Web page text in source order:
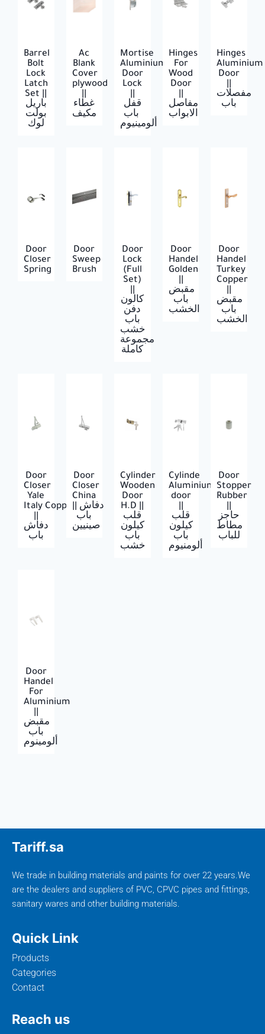
Barrel
Bolt
Lock
Latch
Set ||
باريل
بولت
لوك
Ac
Blank
Cover
plywood
غطاء
مكيف
Mortise
Aluminium
Door
Lock
قفل
باب
ألومينيوم
Hinges
For
Wood
Door
مفاصل
الابواب
Hinges
Aluminium
Door
مفصلات
باب
Door
Closer
Spring
Door
Sweep
Brush
Door
Lock
(Full
Set)
كالون
دفن
باب
خشب
مجموعة
كاملة
Door
Handel
Golden
مقبض
باب
الخشب
Door
Handel
Turkey
Copper
مقبض
باب
الخشب
Door
Closer
Yale
Italy Copper
دفاش
باب
Door
Closer
China
باب
صينيين
Cylinder
Wooden
Door
H.D ||
قلب
كيلون
باب
خشب
Cylinde
Aluminium
door
قلب
كيلون
باب
ألومنيوم
Door
Stopper
Rubber
حاجز
مطاط
للباب
Door
Handel
For
Aluminium
مقبض
باب
ألومينوم
Tariff.sa
We trade in building materials and paints for over 22 years.We
are the dealers and suppliers of PVC, CPVC pipes and fittings,
sanitary wares and other building materials.
Quick Link
Products
Categories
Contact
Reach us